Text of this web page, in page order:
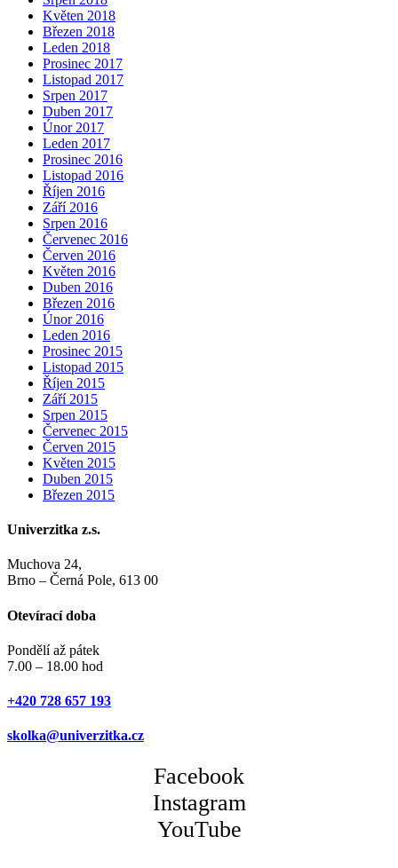
Květen 2018
Březen 2018
Leden 2018
Prosinec 2017
Listopad 2017
Srpen 2017
Duben 2017
Únor 2017
Leden 2017
Prosinec 2016
Listopad 2016
Říjen 2016
Září 2016
Srpen 2016
Červenec 2016
Červen 2016
Květen 2016
Duben 2016
Březen 2016
Únor 2016
Leden 2016
Prosinec 2015
Listopad 2015
Říjen 2015
Září 2015
Srpen 2015
Červenec 2015
Červen 2015
Květen 2015
Duben 2015
Březen 2015
Univerzitka z.s.
Muchova 24,
Brno – Černá Pole, 613 00
Otevírací doba
Pondělí až pátek
7.00 – 18.00 hod
+420 728 657 193
skolka@univerzitka.cz
Facebook
Instagram
YouTube